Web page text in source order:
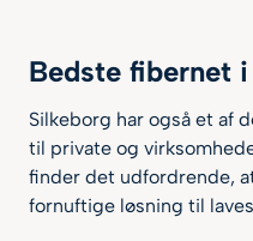
500 mbit/s
Max pris pr. md
Bedste fibernet
Silkeborg har også et af
til private og
finder det udfordrende,
fornuftige løsning til